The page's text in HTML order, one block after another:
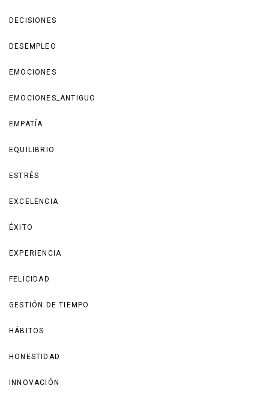
DECISIONES
DESEMPLEO
EMOCIONES
EMOCIONES_ANTIGUO
EMPATÍA
EQUILIBRIO
ESTRÉS
EXCELENCIA
ÉXITO
EXPERIENCIA
FELICIDAD
GESTIÓN DE TIEMPO
HÁBITOS
HONESTIDAD
INNOVACIÓN